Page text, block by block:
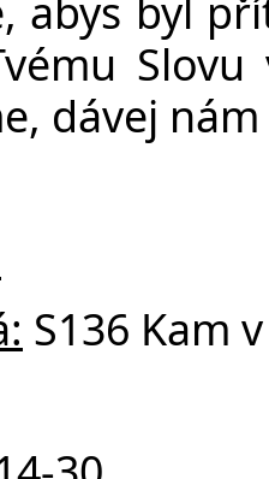
abys byl
dávej
S136 Kam